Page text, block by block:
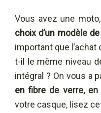
Vous avez une
choix d’un modèle
important que
t-il le même niveau
intégral ? On vous a
en fibre de verre, en
votre casque, lisez